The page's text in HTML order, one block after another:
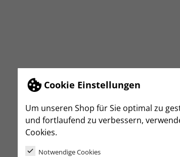
Cookie Einstellungen
Um unseren Shop für Sie optimal zu
und fortlaufend zu verbessern,
Cookies.
Notwendige Cookies